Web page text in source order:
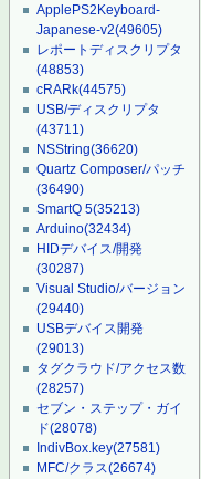
ApplePS2Keyboard-
Japanese-v2(49605)
レポートディスクリプタ
(48853)
cRARk(44575)
USB/ディスクリプタ
(43711)
NSString(36620)
Quartz Composer/パッチ
(36490)
SmartQ 5(35213)
Arduino(32434)
HIDデバイス/開発
(30287)
Visual Studio/バージョン
(29440)
USBデバイス開発
(29013)
タグクラウド/アクセス数
(28257)
セブン・ステップ・ガイ
ド(28078)
IndivBox.key(27581)
MFC/クラス(26674)